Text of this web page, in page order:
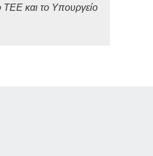
ΤΕΕ και το Υπουργείο